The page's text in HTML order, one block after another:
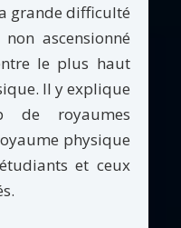
grande difficulté
ascensionné
le plus haut
Il y explique
de royaumes
physique
et ceux